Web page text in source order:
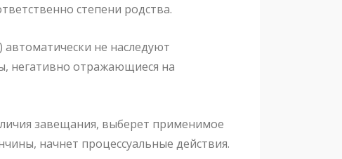
степени родства.
автоматически не наследуют
негативно отражающиеся на
завещания, выберет применимое
начнет процессуальные действия.